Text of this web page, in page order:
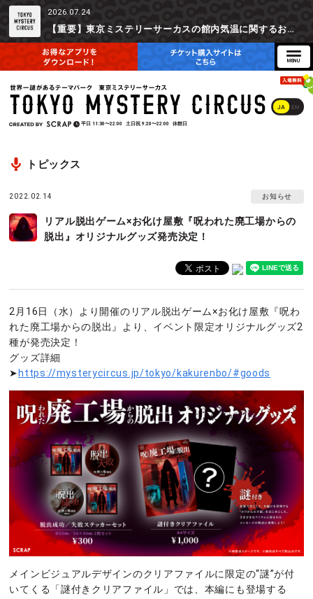
2026.07.24
【重要】東京ミステリーサーカスの館内気温に関するお詫びとご参加辞退時の返金対応について
JA EN
平日 11:30〜22:00 土日祝 9:20〜22:00 休館日
トピックス
2022.02.14 お知らせ
リアル脱出ゲーム×お化け屋敷『呪われた廃工場からの
脱出』オリジナルグッズ発売決定！
2月16日（水）より開催のリアル脱出ゲーム×お化け屋敷『呪わ
れた廃工場からの脱出』より、イベント限定オリジナルグッズ2
種が発売決定！
グッズ詳細
➤ https://mysterycircus.jp/tokyo/kakurenbo/#goods
メインビジュアルデザインのクリアファイルに限定の“謎”が付
いてくる「謎付きクリアファイル」では、本編にも登場する